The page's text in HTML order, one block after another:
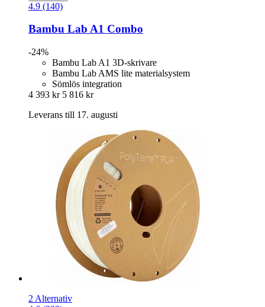
4.9 (140)
Bambu Lab A1 Combo
-24%
Bambu Lab A1 3D-skrivare
Bambu Lab AMS lite materialsystem
Sömlös integration
4 393 kr 5 816 kr
Leverans till 17. augusti
2 Alternativ